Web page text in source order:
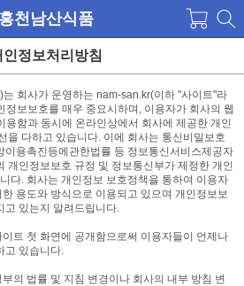
홍천남산식품
인정보처리방침
회사가 운영하는 nam-san.kr(이하 "사이트"라
정보보호를 매우 중요시하며, 이용자가 회사의 웹
용함과 동시에 온라인상에서 회사에 제공한 개인
을 다하고 있습니다. 이에 회사는 통신비밀보호
이용촉진등에관한법률 등 정보통신서비스제공자
개인정보보호 규정 및 정보통신부가 제정한 개인
다. 회사는 개인정보 보호정책을 통하여 이용자
용도와 방식으로 이용되고 있으며 개인정보보
고 있는지 알려드립니다.
트 첫 화면에 공개함으로써 이용자들이 언제나
고 있습니다.
의 법률 및 지침 변경이나 회사의 내부 방침 변